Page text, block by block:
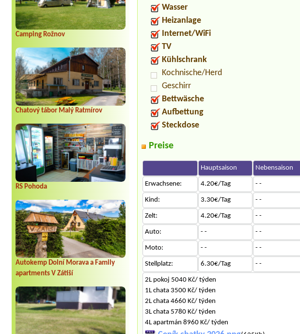
Camping Rožnov
Chatový tábor Malý Ratmírov
RS Pohoda
Autokemp Dolní Morava a Family
apartments V Zátiší
Wasser
Heizanlage
Internet/WiFi
TV
Kühlschrank
Kochnische/Herd
Geschirr
Bettwäsche
Aufbettung
Steckdose
Preise
Hauptsaison Nebensaison
Erwachsene: 4.20€/Tag - -
Kind: 3.30€/Tag - -
Zelt: 4.20€/Tag - -
Auto: - - - -
Moto: - - - -
Stellplatz: 6.30€/Tag - -
2L pokoj 5040 Kč/ týden
1L chata 3500 Kč/ týden
2L chata 4660 Kč/ týden
3L chata 5780 Kč/ týden
4L apartmán 8960 Kč/ týden